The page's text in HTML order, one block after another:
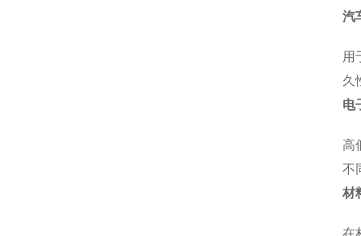
汽
用
久
电
高
不
材
在